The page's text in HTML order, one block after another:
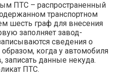
ПТС – распространенный
транспортном
шесть граф для внесения
заполняет завод-
сведения о
когда у автомобиля
записать данные некуда.
ПТС.